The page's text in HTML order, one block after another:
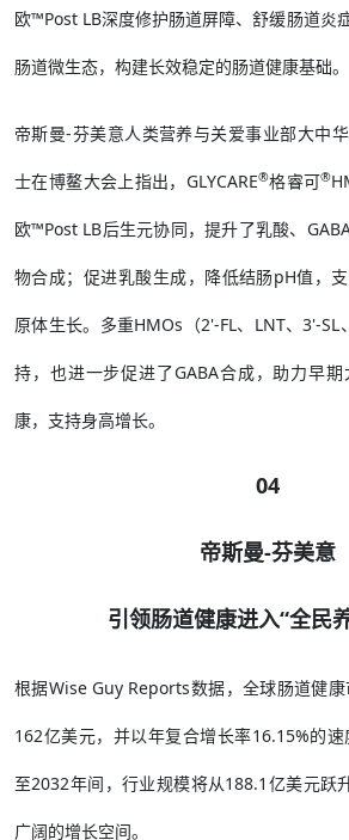
欧™Post LB深度修护肠道屏障、舒缓肠道炎
肠道微生态，构建长效稳定的肠道健康基础。
帝斯曼-芬美意人类营养与关爱事业部大中
士在博鳌大会上指出，GLYCARE®格睿可®
欧™Post LB后生元协同，提升了乳酸、
物合成；促进乳酸生成，降低结肠pH值，
原体生长。多重HMOs（2'-FL、LNT、3'-SL
持，也进一步促进了GABA合成，助力早
康，支持身高增长。
04
帝斯曼-芬美意
引领肠道健康进入“全民
根据Wise Guy Reports数据，全球肠道健
162亿美元，并以年复合增长率16.15%的
至2032年间，行业规模将从188.1亿美元跃
广阔的增长空间。